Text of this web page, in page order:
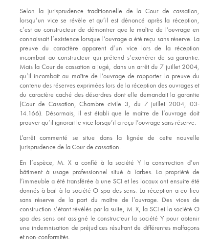
Selon la jurisprudence traditionnelle de la Cour de cassation,
lorsqu’un vice se révèle et qu’il est dénoncé après la réception,
c’est au constructeur de démontrer que le maître de l’ouvrage en
connaissait l’existence lorsque l’ouvrage a été reçu sans réserve. La
preuve du caractère apparent d’un vice lors de la réception
incombait au constructeur qui prétend s’exonérer de sa garantie.
Mais la Cour de cassation a jugé, dans un arrêt du 7 juillet 2004,
qu’il incombait au maître de l’ouvrage de rapporter la preuve du
contenu des réserves exprimées lors de la réception des ouvrages et
du caractère caché des désordres dont elle demandait la garantie
(Cour de Cassation, Chambre civile 3, du 7 juillet 2004, 03-
14.166). Désormais, il est établi que le maître de l’ouvrage doit
prouver qu’il ignorait le vice lorsqu’il a reçu l’ouvrage sans réserve.
L’arrêt commenté se situe dans la lignée de cette nouvelle
jurisprudence de la Cour de cassation.
En l’espèce, M. X a confié à la société Y la construction d’un
bâtiment à usage professionnel situé à Tarbes. La propriété de
l’immeuble a été transférée à une SCI et les locaux ont ensuite été
donnés à bail à la société O spa des sens. La réception a eu lieu
sans réserve de la part du maître de l’ouvrage. Des vices de
construction s’étant révélés par la suite, M. X, la SCI et la société O
spa des sens ont assigné le constructeur la société Y pour obtenir
une indemnisation de préjudices résultant de différentes malfaçons
et non-conformités.